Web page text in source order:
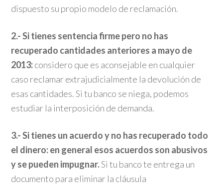
dispuesto su propio modelo de reclamación.
2.- Si tienes sentencia firme pero no has
recuperado cantidades anteriores a mayo de
2013:considero que es aconsejable en cualquier
caso reclamar extrajudicialmente la devolución de
esas cantidades. Si tu banco se niega, podemos
estudiar la interposición de demanda.
3.- Si tienes un acuerdo y no has recuperado todo
el dinero: en general esos acuerdos son abusivos
y se pueden impugnar.Si tu banco te entrega un
documento para eliminar la cláusula